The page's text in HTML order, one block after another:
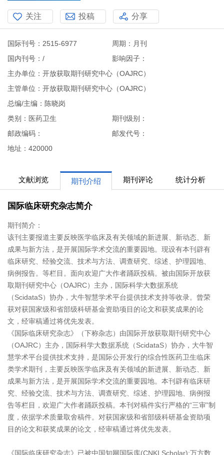
关注 投稿 分享
国际刊号：2515-6977
周期：月刊
国内刊号：/
影响因子：
主办单位：开放获取期刊研究中心（OAJRC）
主管单位：开放获取期刊研究中心（OAJRC）
总编/主编：陈晓岗
类别：医药卫生
期刊级别：
邮政编码：
邮发代号：
地址：420000
文献浏览 期刊介绍 期刊评论 统计分析
国际临床研究杂志简介
期刊简介：
该刊主要报道主要反映医学临床及有关领域的新进展、新动态、新
成果与新方法，是开展国际学术交流的重要园地。现设有本刊辟有
临床研究、经验交流、技术与方法、调查研究、综述、护理园地、
病例报告。等栏目。面向欢迎广大作者踊跃投稿。被由国际开放获
取期刊研究中心（OAJRC）主办，国际科学大数据系统
（ScidataS）协办，大牛智慧学术平台提供技术支持等收录。曾荣
获对获国家级和省部级科研基金资助项目的论文和获奖成果的论
文，经审稿通过将优先发表。
《国际临床研究杂志》（下称杂志）由国际开放获取期刊研究中心
（OAJRC）主办，国际科学大数据系统（ScidataS）协办，大牛智
慧学术平台提供技术支持，是国际公开发行的综合性医药卫生临床
类学术期刊，主要反映医学临床及有关领域的新进展、新动态、新
成果与新方法，是开展国际学术交流的重要园地。本刊辟有临床研
究、经验交流、技术与方法、调查研究、综述、护理园地、病例报
告等栏目，欢迎广大作者踊跃投稿。本刊对稿件实行严格的“三审”制
度，依据学术质量取舍稿件。对获国家级和省部级科研基金资助项
目的论文和获奖成果的论文，经审稿通过将优先发表。
《国际临床研究杂志》已被中国知网国际库(CNKI Scholar);万方数